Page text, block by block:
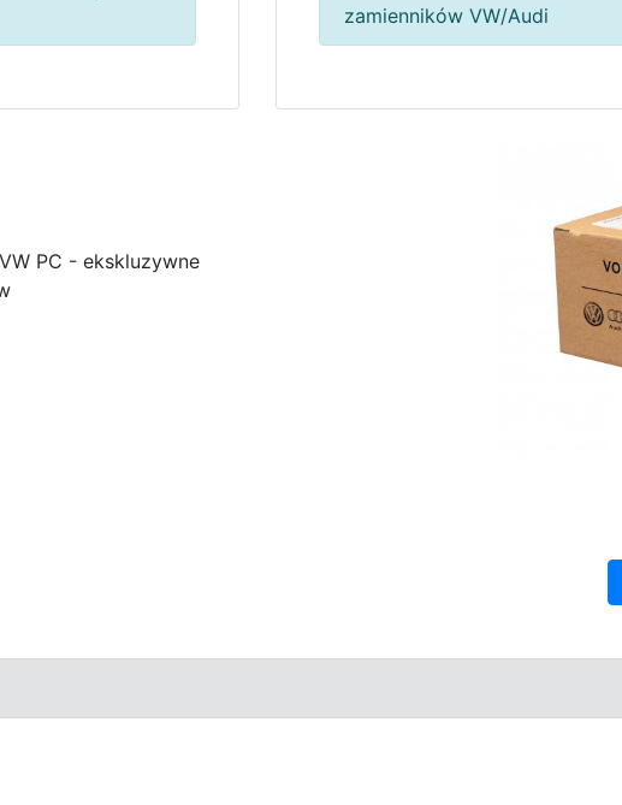
zamienników VW/Audi
PC - ekskluzywne